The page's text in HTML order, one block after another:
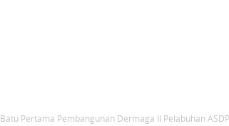
Pertama Pembangunan Dermaga II Pelabuhan ASDP